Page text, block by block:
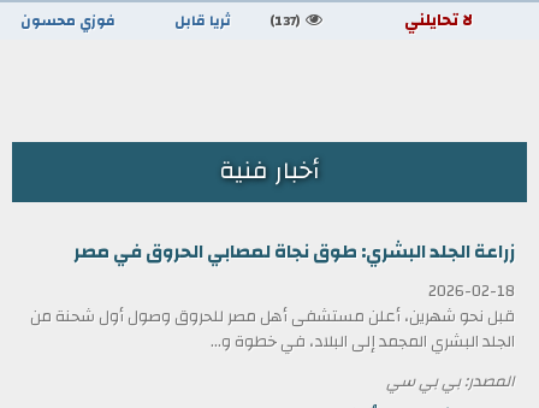
لا تحايلني (137) ثريا قابل فوزي محسون
أخبار فنية
زراعة الجلد البشري: طوق نجاة لمصابي الحروق في مصر
2026-02-18
قبل نحو شهرين، أعلن مستشفى أهل مصر للحروق وصول أول شحنة من
الجلد البشري المجمد إلى البلاد، في خطوة و...
المصدر: بي بي سي